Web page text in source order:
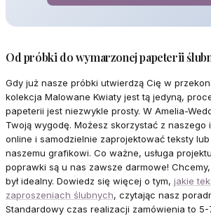
Od próbki do wymarzonej papeterii
Gdy już nasze próbki utwierdzą Cię w
kolekcja Malowane Kwiaty jest tą jedyną,
papeterii jest niezwykle prosty. W Amelia-
Twoją wygodę. Możesz skorzystać z naszego
online i samodzielnie zaprojektować teksty
naszemu grafikowi. Co ważne, usługa
poprawki są u nas zawsze darmowe!
był idealny. Dowiedz się więcej o tym, jakie
zaproszeniach ślubnych, czytając nasz
Standardowy czas realizacji zamówienia to